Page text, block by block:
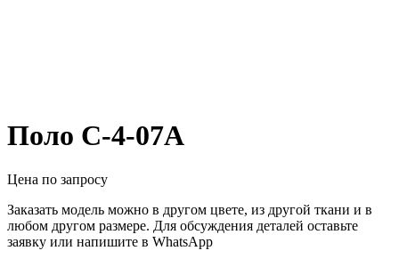
Поло С-4-07А
Цена по запросу
Заказать модель можно в другом цвете, из другой ткани и в
любом другом размере. Для обсуждения деталей оставьте
заявку или напишите в WhatsApp